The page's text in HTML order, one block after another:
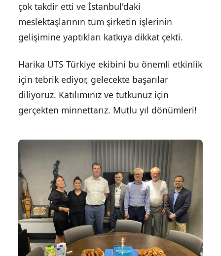
çok takdir etti ve İstanbul'daki
meslektaşlarının tüm şirketin işlerinin
gelişimine yaptıkları katkıya dikkat çekti.
Harika UTS Türkiye ekibini bu önemli etkinlik
için tebrik ediyor, gelecekte başarılar
diliyoruz. Katılımınız ve tutkunuz için
gerçekten minnettarız. Mutlu yıl dönümleri!